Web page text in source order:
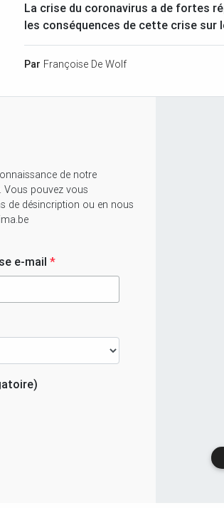
La crise du coronavirus a de fortes
les conséquences de cette crise sur
Par Françoise De Wolf
de notre
. Vous pouvez vous
de désincription ou en nous
e-mail *